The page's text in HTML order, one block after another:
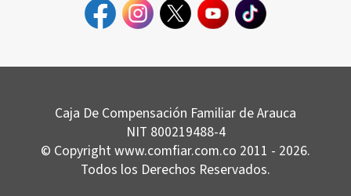
Caja De Compensación Familiar de Arauca
NIT 800219488-4
© Copyright www.comfiar.com.co 2011 - 2026.
Todos los Derechos Reservados.